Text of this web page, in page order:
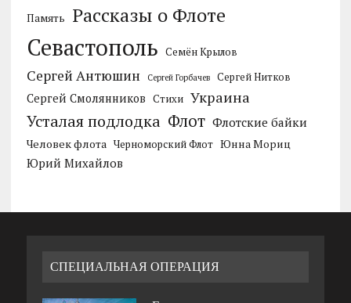
Память Рассказы о Флоте
Севастополь Семён Крылов
Сергей Антюшин Сергей Горбачев Сергей Нитков
Сергей Смолянников Стихи Украина
Усталая подлодка Флот Флотские байки
Человек флота Черноморский Флот Юнна Мориц
Юрий Михайлов
СПЕЦИАЛЬНАЯ ОПЕРАЦИЯ